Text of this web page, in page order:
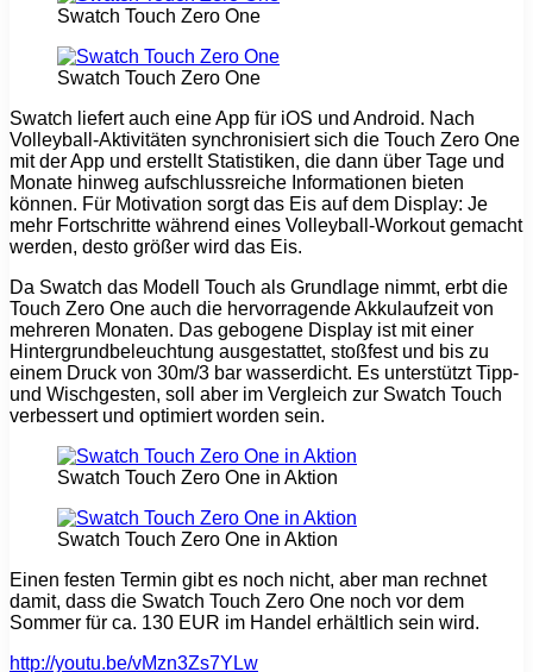
Swatch Touch Zero One
Swatch Touch Zero One
Swatch liefert auch eine App für iOS und Android. Nach
Volleyball-Aktivitäten synchronisiert sich die Touch Zero One
mit der App und erstellt Statistiken, die dann über Tage und
Monate hinweg aufschlussreiche Informationen bieten
können. Für Motivation sorgt das Eis auf dem Display: Je
mehr Fortschritte während eines Volleyball-Workout gemacht
werden, desto größer wird das Eis.
Da Swatch das Modell Touch als Grundlage nimmt, erbt die
Touch Zero One auch die hervorragende Akkulaufzeit von
mehreren Monaten. Das gebogene Display ist mit einer
Hintergrundbeleuchtung ausgestattet, stoßfest und bis zu
einem Druck von 30m/3 bar wasserdicht. Es unterstützt Tipp-
und Wischgesten, soll aber im Vergleich zur Swatch Touch
verbessert und optimiert worden sein.
Swatch Touch Zero One in Aktion
Swatch Touch Zero One in Aktion
Einen festen Termin gibt es noch nicht, aber man rechnet
damit, dass die Swatch Touch Zero One noch vor dem
Sommer für ca. 130 EUR im Handel erhältlich sein wird.
http://youtu.be/vMzn3Zs7YLw